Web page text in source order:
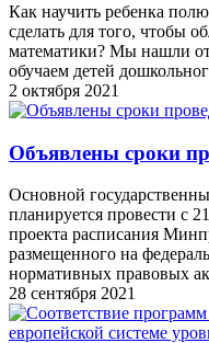
Как научить ребенка
сделать для того, чтобы
математики? Мы нашли
обучаем детей
2 октября 2021
Объявлены сроки
Основной
планируется провести с
проекта расписания
размещенного на
нормативных правовых
28 сентября 2021